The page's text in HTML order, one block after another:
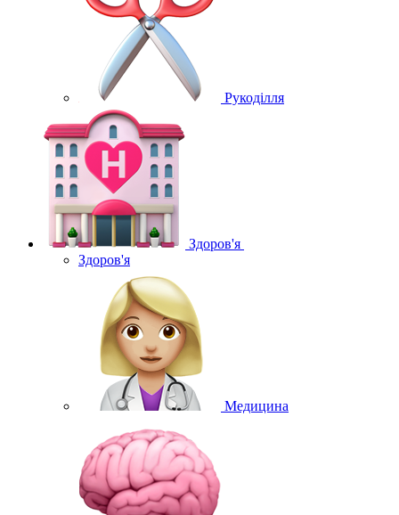
Рукоділля
Здоров'я
Здоров'я
Медицина